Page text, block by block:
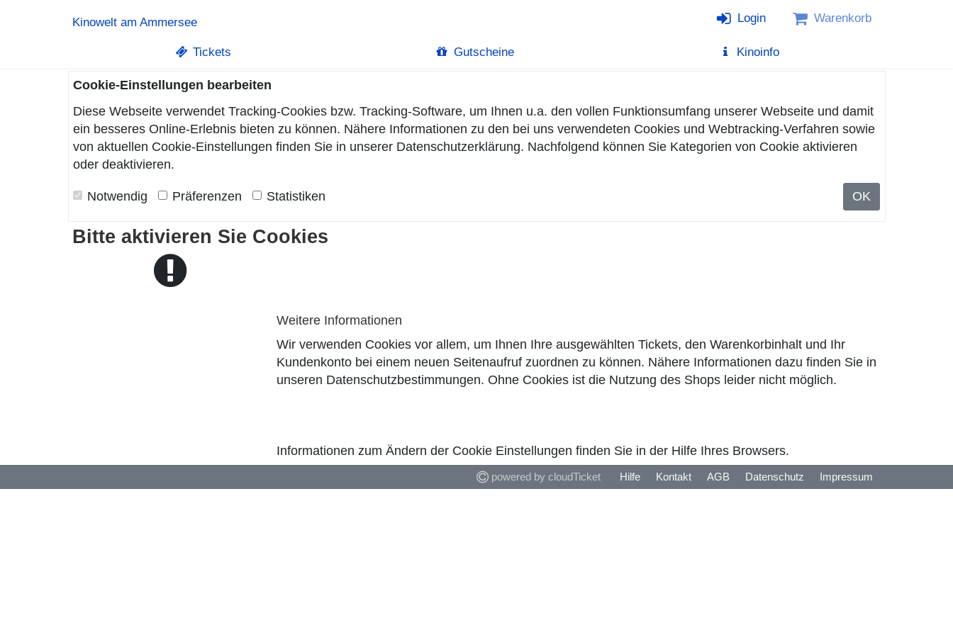
Kinowelt am Ammersee Login Warenkorb
Tickets Gutscheine Kinoinfo
Cookie-Einstellungen bearbeiten
Diese Webseite verwendet Tracking-Cookies bzw. Tracking-Software, um Ihnen u.a. den vollen Funktionsumfang unserer Webseite und damit
ein besseres Online-Erlebnis bieten zu können. Nähere Informationen zu den bei uns verwendeten Cookies und Webtracking-Verfahren sowie
von aktuellen Cookie-Einstellungen finden Sie in unserer Datenschutzerklärung. Nachfolgend können Sie Kategorien von Cookie aktivieren
oder deaktivieren.
Notwendig Präferenzen Statistiken OK
Bitte aktivieren Sie Cookies
Weitere Informationen
Wir verwenden Cookies vor allem, um Ihnen Ihre ausgewählten Tickets, den Warenkorbinhalt und Ihr
Kundenkonto bei einem neuen Seitenaufruf zuordnen zu können. Nähere Informationen dazu finden Sie in
unseren Datenschutzbestimmungen. Ohne Cookies ist die Nutzung des Shops leider nicht möglich.
Informationen zum Ändern der Cookie Einstellungen finden Sie in der Hilfe Ihres Browsers.
powered by cloudTicket Hilfe Kontakt AGB Datenschutz Impressum